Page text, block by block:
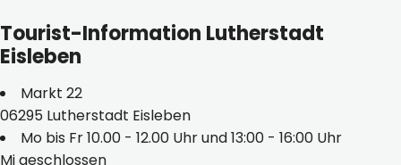
Tourist-Information Lutherstadt
Eisleben
Markt 22
06295 Lutherstadt Eisleben
Mo bis Fr 10.00 - 12.00 Uhr und 13:00 - 16:00 Uhr
Mi geschlossen